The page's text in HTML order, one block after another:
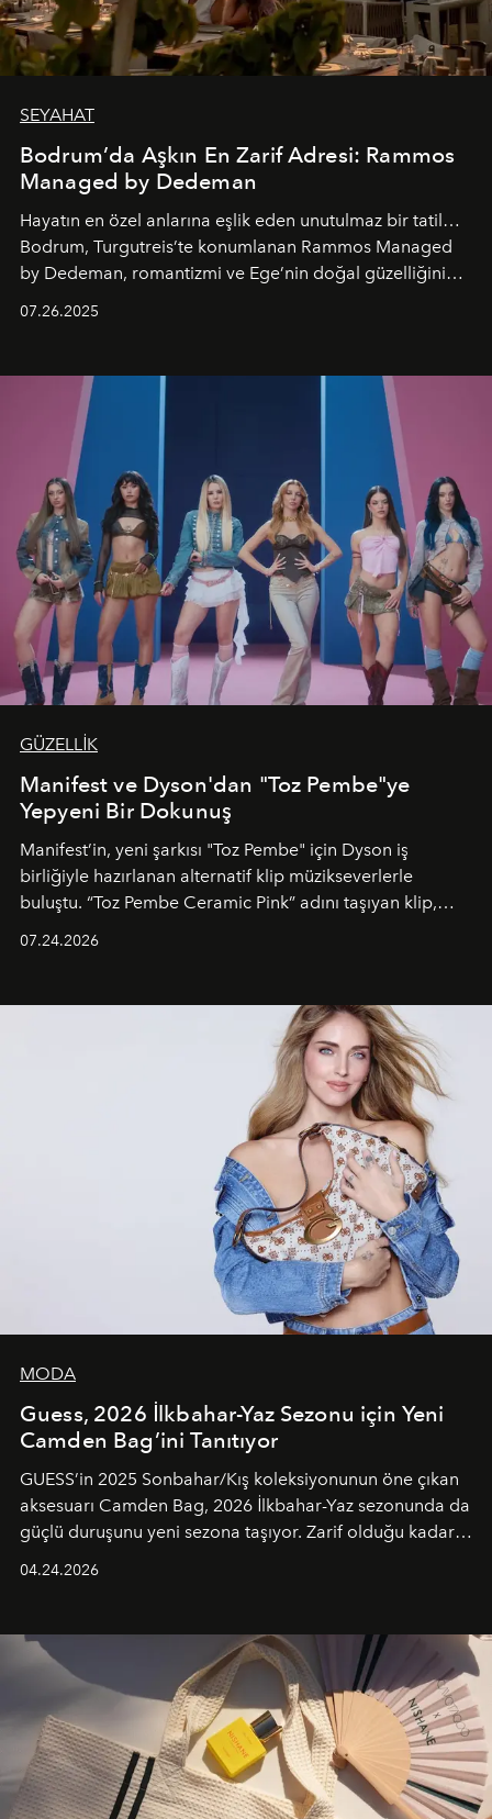
SEYAHAT
Bodrum’da Aşkın En Zarif Adresi: Rammos
Managed by Dedeman
Hayatın en özel anlarına eşlik eden unutulmaz bir tatil…
Bodrum, Turgutreis’te konumlanan Rammos Managed
by Dedeman, romantizmi ve Ege’nin doğal güzelliğini
07.26.2025
GÜZELLİK
Manifest ve Dyson'dan "Toz Pembe"ye
Yepyeni Bir Dokunuş
Manifest’in, yeni şarkısı "Toz Pembe" için Dyson iş
birliğiyle hazırlanan alternatif klip müzikseverlerle
buluştu. “Toz Pembe Ceramic Pink” adını taşıyan klip,
unsurlarından biri olarak öne çıkıyor.
07.24.2026
MODA
Guess, 2026 İlkbahar-Yaz Sezonu için Yeni
Camden Bag’ini Tanıtıyor
GUESS’in 2025 Sonbahar/Kış koleksiyonunun öne çıkan
aksesuarı Camden Bag, 2026 İlkbahar-Yaz sezonunda da
güçlü duruşunu yeni sezona taşıyor. Zarif olduğu kadar
04.24.2026